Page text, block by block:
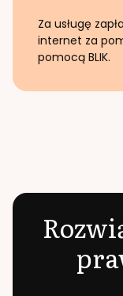
Za usługę
internet za
pomocą BLIK.